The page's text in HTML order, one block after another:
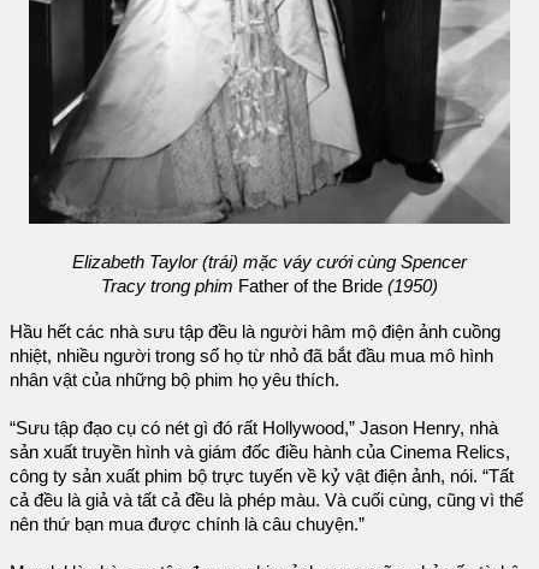
Elizabeth Taylor (trái) mặc váy cưới cùng Spencer
Tracy trong phim Father of the Bride (1950)
Hầu hết các nhà sưu tập đều là người hâm mộ điện ảnh cuồng
nhiệt, nhiều người trong số họ từ nhỏ đã bắt đầu mua mô hình
nhân vật của những bộ phim họ yêu thích.
“Sưu tập đạo cụ có nét gì đó rất Hollywood,” Jason Henry, nhà
sản xuất truyền hình và giám đốc điều hành của Cinema Relics,
công ty sản xuất phim bộ trực tuyến về kỷ vật điện ảnh, nói. “Tất
cả đều là giả và tất cả đều là phép màu. Và cuối cùng, cũng vì thế
nên thứ bạn mua được chính là câu chuyện.”